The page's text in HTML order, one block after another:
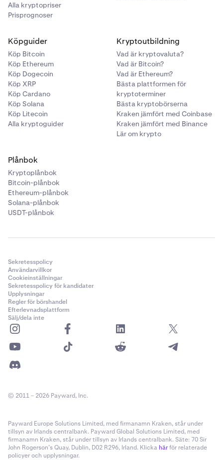
Alla kryptopriser
Prisprognoser
Köpguider
Köp Bitcoin
Köp Ethereum
Köp Dogecoin
Köp XRP
Köp Cardano
Köp Solana
Köp Litecoin
Alla kryptoguider
Kryptoutbildning
Vad är kryptovaluta?
Vad är Bitcoin?
Vad är Ethereum?
Bästa plattformen för
kryptoterminer
Bästa kryptobörserna
Kraken jämfört med Coinbase
Kraken jämfört med Binance
Lär om krypto
Plånbok
Kryptoplånbok
Bitcoin-plånbok
Ethereum-plånbok
Solana-plånbok
USDT-plånbok
Sekretesspolicy
Användarvillkor
Cookieinställningar
Sekretesspolicy för kandidater
Upplysningar
Regler för börshandel
Efterlevnadsplattform
Sälj/dela inte
© 2011 – 2026 Payward, Inc.
Payward Europe Solutions Limited, med firmanamn Kraken, står under
tillsyn av Irlands centralbank. Payward Global Solutions Limited, med
firmanamn Kraken, står under tillsyn av Irlands centralbank. Säte: 70 Sir
John Rogerson’s Quay, Dublin, D02 R296, Irland. Klicka härför relaterade
policyer och upplysningar.